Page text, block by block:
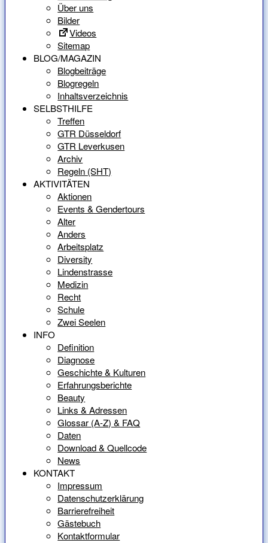
Über uns
Bilder
Videos
Sitemap
BLOG/MAGAZIN
Blogbeiträge
Blogregeln
Inhaltsverzeichnis
SELBSTHILFE
Treffen
GTR Düsseldorf
GTR Leverkusen
Archiv
Regeln (SHT)
AKTIVITÄTEN
Aktionen
Events & Gendertours
Alter
Anders
Arbeitsplatz
Diversity
Lindenstrasse
Medizin
Recht
Schule
Zwei Seelen
INFO
Definition
Diagnose
Geschichte & Kulturen
Erfahrungsberichte
Beauty
Links & Adressen
Glossar (A-Z) & FAQ
Daten
Download & Quellcode
News
KONTAKT
Impressum
Datenschutzerklärung
Barrierefreiheit
Gästebuch
Kontaktformular